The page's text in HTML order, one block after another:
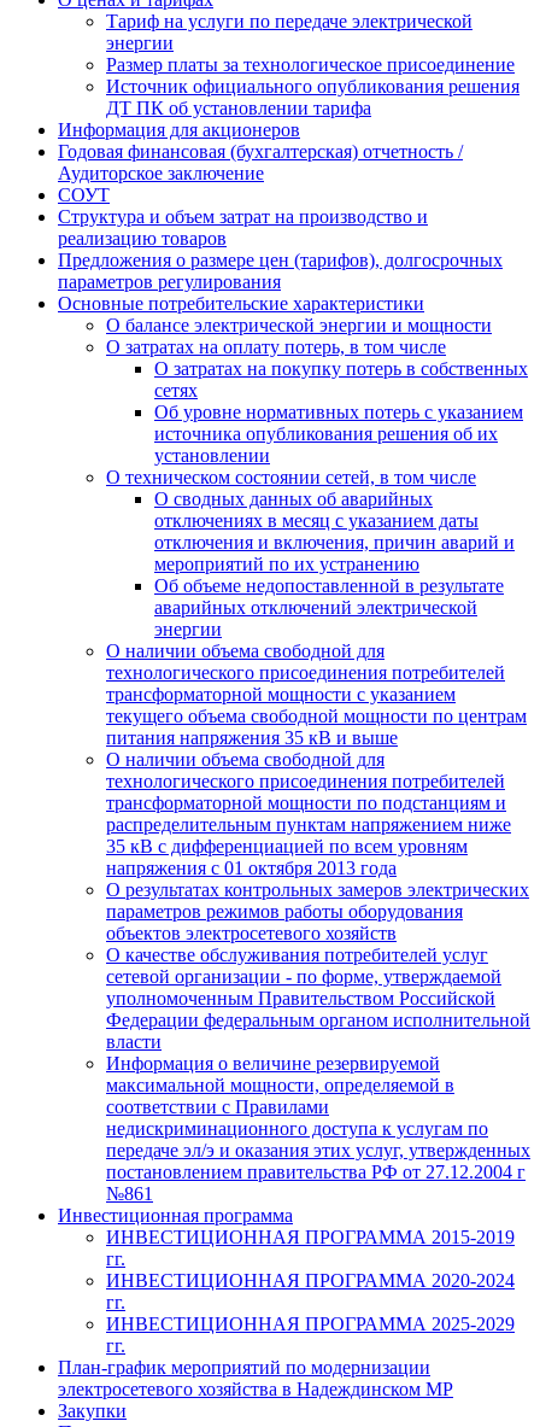
Тариф на услуги по передаче электрической
энергии
Размер платы за технологическое присоединение
Источник официального опубликования решения
ДТ ПК об установлении тарифа
Информация для акционеров
Годовая финансовая (бухгалтерская) отчетность /
Аудиторское заключение
СОУТ
Структура и объем затрат на производство и
реализацию товаров
Предложения о размере цен (тарифов), долгосрочных
параметров регулирования
Основные потребительские характеристики
О балансе электрической энергии и мощности
О затратах на оплату потерь, в том числе
О затратах на покупку потерь в собственных
сетях
Об уровне нормативных потерь с указанием
источника опубликования решения об их
установлении
О техническом состоянии сетей, в том числе
О сводных данных об аварийных
отключениях в месяц с указанием даты
отключения и включения, причин аварий и
мероприятий по их устранению
Об объеме недопоставленной в результате
аварийных отключений электрической
энергии
О наличии объема свободной для
технологического присоединения потребителей
трансформаторной мощности с указанием
текущего объема свободной мощности по центрам
питания напряжения 35 кВ и выше
О наличии объема свободной для
технологического присоединения потребителей
трансформаторной мощности по подстанциям и
распределительным пунктам напряжением ниже
35 кВ с дифференциацией по всем уровням
напряжения с 01 октября 2013 года
О результатах контрольных замеров электрических
параметров режимов работы оборудования
объектов электросетевого хозяйств
О качестве обслуживания потребителей услуг
сетевой организации - по форме, утверждаемой
уполномоченным Правительством Российской
Федерации федеральным органом исполнительной
власти
Информация о величине резервируемой
максимальной мощности, определяемой в
соответствии с Правилами
недискриминационного доступа к услугам по
передаче эл/э и оказания этих услуг, утвержденных
постановлением правительства РФ от 27.12.2004 г
№861
Инвестиционная программа
ИНВЕСТИЦИОННАЯ ПРОГРАММА 2015-2019
гг.
ИНВЕСТИЦИОННАЯ ПРОГРАММА 2020-2024
гг.
ИНВЕСТИЦИОННАЯ ПРОГРАММА 2025-2029
гг.
План-график мероприятий по модернизации
электросетевого хозяйства в Надеждинском МР
Закупки